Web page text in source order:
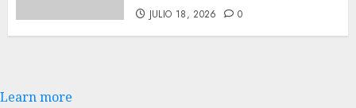
JULIO 18, 2026 0
Learn more